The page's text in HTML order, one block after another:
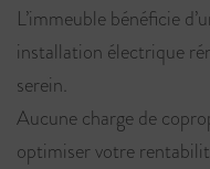
L’immeuble bénéficie
installation électrique
serein.
Aucune charge de
optimiser votre